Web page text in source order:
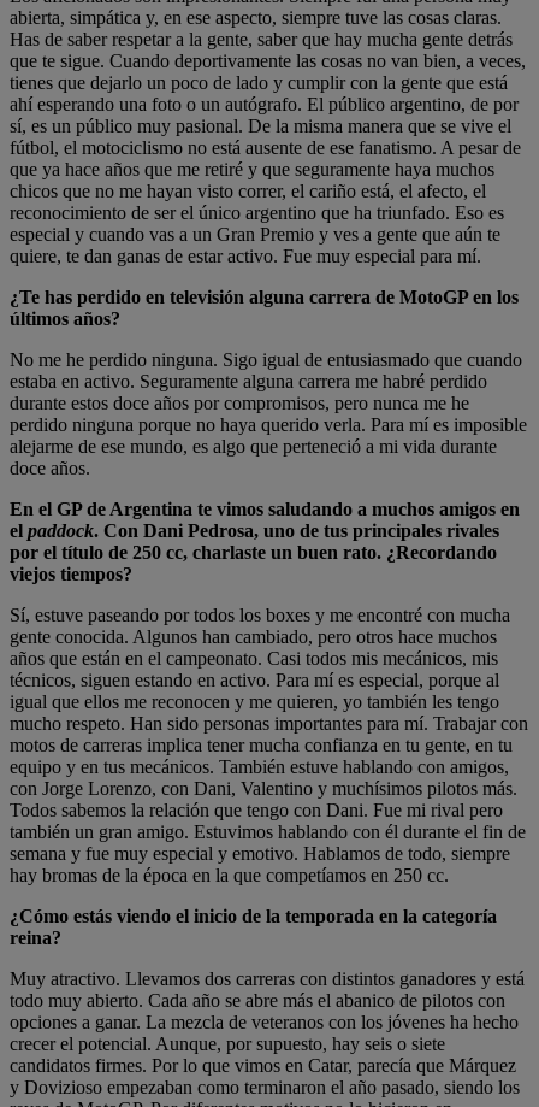
abierta, simpática y, en ese aspecto, siempre tuve las cosas claras.
Has de saber respetar a la gente, saber que hay mucha gente detrás
que te sigue. Cuando deportivamente las cosas no van bien, a veces,
tienes que dejarlo un poco de lado y cumplir con la gente que está
ahí esperando una foto o un autógrafo. El público argentino, de por
sí, es un público muy pasional. De la misma manera que se vive el
fútbol, el motociclismo no está ausente de ese fanatismo. A pesar de
que ya hace años que me retiré y que seguramente haya muchos
chicos que no me hayan visto correr, el cariño está, el afecto, el
reconocimiento de ser el único argentino que ha triunfado. Eso es
especial y cuando vas a un Gran Premio y ves a gente que aún te
quiere, te dan ganas de estar activo. Fue muy especial para mí.
¿Te has perdido en televisión alguna carrera de MotoGP en los
últimos años?
No me he perdido ninguna. Sigo igual de entusiasmado que cuando
estaba en activo. Seguramente alguna carrera me habré perdido
durante estos doce años por compromisos, pero nunca me he
perdido ninguna porque no haya querido verla. Para mí es imposible
alejarme de ese mundo, es algo que perteneció a mi vida durante
doce años.
En el GP de Argentina te vimos saludando a muchos amigos en
el paddock. Con Dani Pedrosa, uno de tus principales rivales
por el título de 250 cc, charlaste un buen rato. ¿Recordando
viejos tiempos?
Sí, estuve paseando por todos los boxes y me encontré con mucha
gente conocida. Algunos han cambiado, pero otros hace muchos
años que están en el campeonato. Casi todos mis mecánicos, mis
técnicos, siguen estando en activo. Para mí es especial, porque al
igual que ellos me reconocen y me quieren, yo también les tengo
mucho respeto. Han sido personas importantes para mí. Trabajar con
motos de carreras implica tener mucha confianza en tu gente, en tu
equipo y en tus mecánicos. También estuve hablando con amigos,
con Jorge Lorenzo, con Dani, Valentino y muchísimos pilotos más.
Todos sabemos la relación que tengo con Dani. Fue mi rival pero
también un gran amigo. Estuvimos hablando con él durante el fin de
semana y fue muy especial y emotivo. Hablamos de todo, siempre
hay bromas de la época en la que competíamos en 250 cc.
¿Cómo estás viendo el inicio de la temporada en la categoría
reina?
Muy atractivo. Llevamos dos carreras con distintos ganadores y está
todo muy abierto. Cada año se abre más el abanico de pilotos con
opciones a ganar. La mezcla de veteranos con los jóvenes ha hecho
crecer el potencial. Aunque, por supuesto, hay seis o siete
candidatos firmes. Por lo que vimos en Catar, parecía que Márquez
y Dovizioso empezaban como terminaron el año pasado, siendo los